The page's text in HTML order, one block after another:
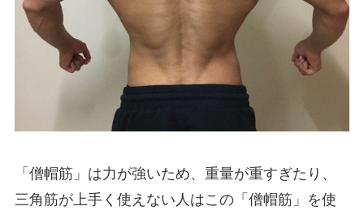
「僧帽筋」は力が強いため、重量が重すぎたり、
三角筋が上手く使えない人はこの「僧帽筋」を使